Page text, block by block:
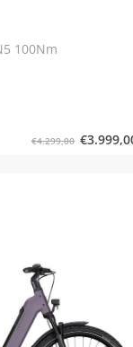
100Nm
€4.299,00 €